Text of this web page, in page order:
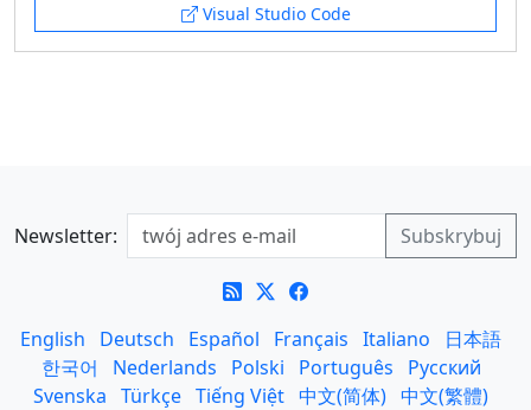
Visual Studio Code
Newsletter:
English Deutsch Español Français Italiano
日本語
한국어
Nederlands Polski Português
Русский
Svenska Türkçe Tiếng Việt 中文(简体) 中文(繁體)